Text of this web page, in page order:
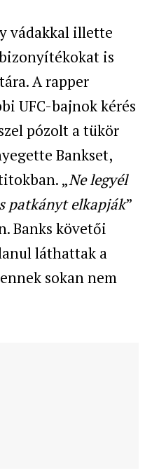
vádakkal illette
is
A rapper
UFC-bajnok kérés
pózolt a tükör
Bankset,
„Ne legyél
patkányt elkapják”
Banks követői
láthattak a
sokan nem